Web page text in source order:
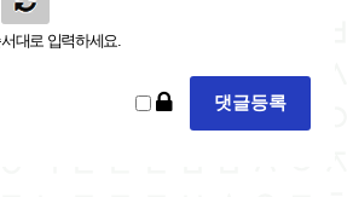
대로 입력하세요.